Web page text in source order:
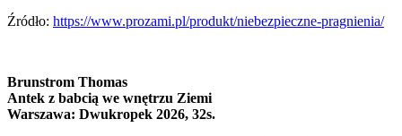
Źródło: https://www.prozami.pl/produkt/niebezpieczne-pragnienia/
Brunstrom Thomas
Antek z babcią we wnętrzu Ziemi
Warszawa: Dwukropek 2026, 32s.